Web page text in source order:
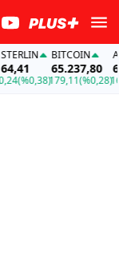
(%0,38)
BITCOIN
65.237,80
179,11(%0,28)